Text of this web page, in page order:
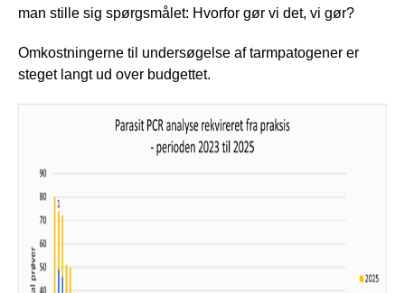
man stille sig spørgsmålet: Hvorfor gør vi det, vi gør?
Omkostningerne til undersøgelse af tarmpatogener er
steget langt ud over budgettet.